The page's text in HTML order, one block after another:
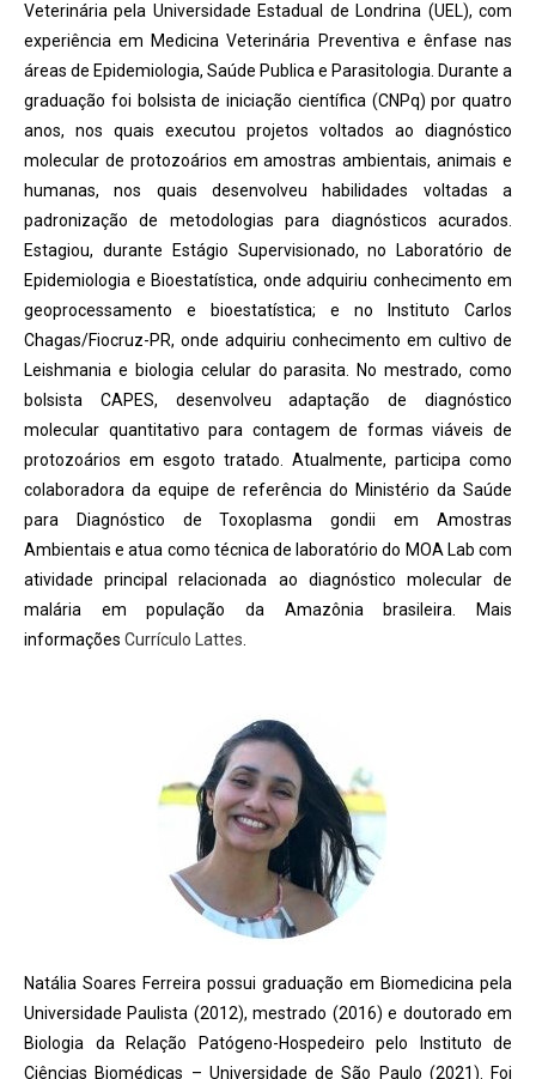
Veterinária pela Universidade Estadual de Londrina (UEL), com
experiência em Medicina Veterinária Preventiva e ênfase nas
áreas de Epidemiologia, Saúde Publica e Parasitologia. Durante a
graduação foi bolsista de iniciação científica (CNPq) por quatro
anos, nos quais executou projetos voltados ao diagnóstico
molecular de protozoários em amostras ambientais, animais e
humanas, nos quais desenvolveu habilidades voltadas a
padronização de metodologias para diagnósticos acurados.
Estagiou, durante Estágio Supervisionado, no Laboratório de
Epidemiologia e Bioestatística, onde adquiriu conhecimento em
geoprocessamento e bioestatística; e no Instituto Carlos
Chagas/Fiocruz-PR, onde adquiriu conhecimento em cultivo de
Leishmania e biologia celular do parasita. No mestrado, como
bolsista CAPES, desenvolveu adaptação de diagnóstico
molecular quantitativo para contagem de formas viáveis de
protozoários em esgoto tratado. Atualmente, participa como
colaboradora da equipe de referência do Ministério da Saúde
para Diagnóstico de Toxoplasma gondii em Amostras
Ambientais e atua como técnica de laboratório do MOA Lab com
atividade principal relacionada ao diagnóstico molecular de
malária em população da Amazônia brasileira. Mais
informações Currículo Lattes
Natália Soares Ferreira possui graduação em Biomedicina pela
Universidade Paulista (2012), mestrado (2016) e doutorado em
Biologia da Relação Patógeno-Hospedeiro pelo Instituto de
Ciências Biomédicas – Universidade de São Paulo (2021). Foi